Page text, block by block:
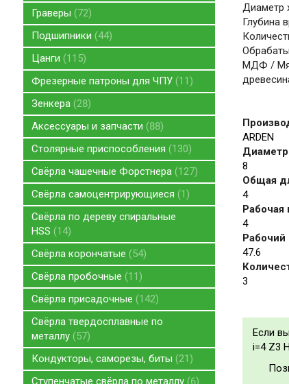
Граверы
72
Подшипники
44
Цанги
115
Фрезерные патроны для ЧПУ 11
Зенкера 28
Аксессуары и запчасти
88
Столярные приспособления
130
Свёрла чашечные Форстнера 127
Свёрла самоцентрирующиеся
1
Свёрла по дереву спиральные
HSS
14
Свёрла корончатые
54
Свёрла пробочные
11
Свёрла присадочные
142
Свёрла твердосплавные по
металлу 57
Кондукторы, саморезы, биты 21
Ступенчатые свёрла по металлу 6
Диаметр
Глубина
МДФ /
ARDEN
8
Общая
4
4
47.6
3
Если
i=4 Z3